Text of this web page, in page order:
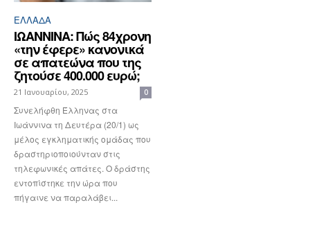
ΕΛΛΆΔΑ
ΙΩΑΝΝΙΝΑ: Πώς 84χρονη
«την έφερε» κανονικά
σε απατεώνα που της
ζητούσε 400.000 ευρώ;
21 Ιανουαρίου, 2025 0
Συνελήφθη Έλληνας στα
Ιωάννινα τη Δευτέρα (20/1) ως
μέλος εγκληματικής ομάδας που
δραστηριοποιούνταν στις
τηλεφωνικές απάτες. Ο δράστης
εντοπίστηκε την ώρα που
πήγαινε να παραλάβει...